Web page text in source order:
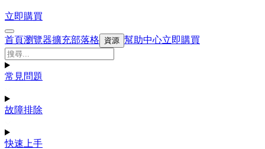
立即購買
首頁瀏覽器擴充部落格 資源 幫助中心立即購買
常見問題
故障排除
快速上手